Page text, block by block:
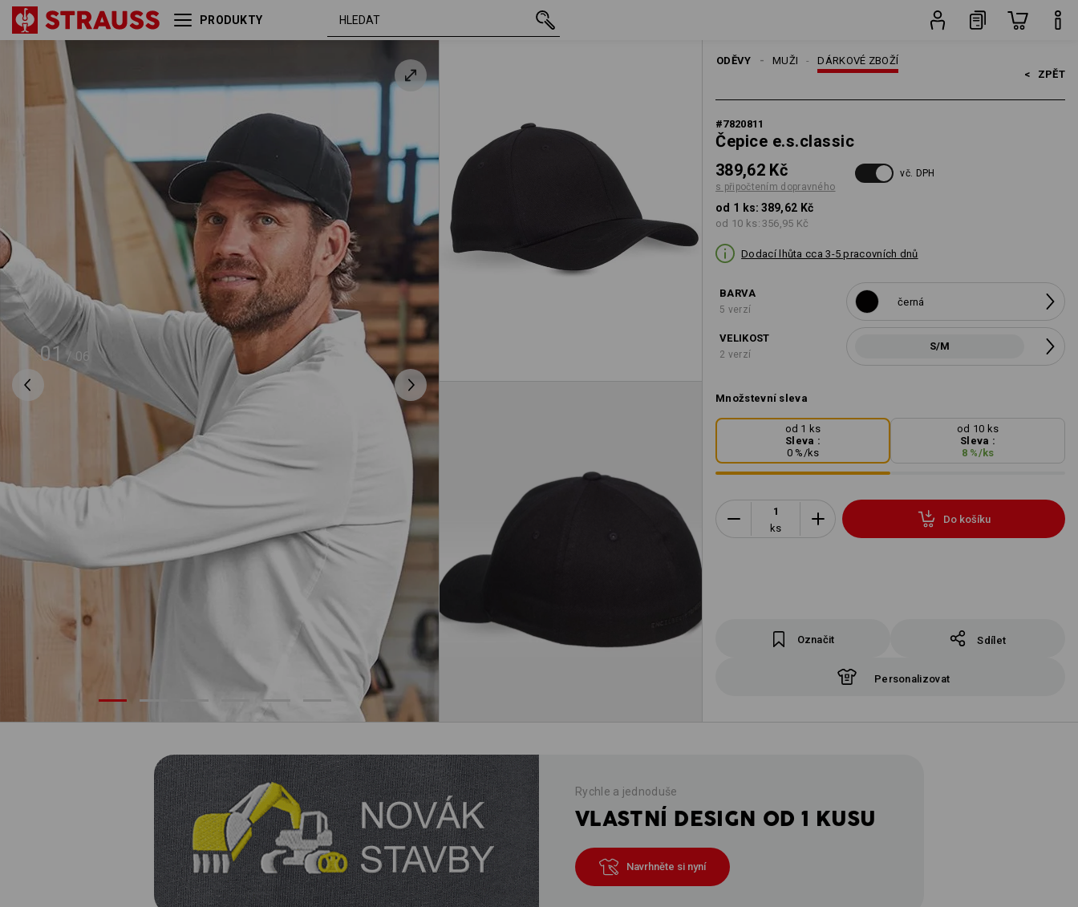
PRODUKTY
01 / 06
ODĚVY DÁRKOVÉ ZBOŽÍ
MUŽI
< ZPĚT
#7820811
Čepice e.s.classic
389,62 Kč
s připočtením dopravného
vč. DPH
od 1 ks: 389,62 Kč
od 10 ks: 356,95 Kč
Dodací lhůta cca 3-5 pracovních dnů
BARVA
5 verzí
černá
VELIKOST
2 verzí
S/M
Množstevní sleva
od 1 ks
Sleva :
0 %/ks
od 10 ks
Sleva :
8%/ks
ks
Do košíku
Označit Sdílet
Personalizovat
Čepice e.s.classic černá S/M 389,62 Kč
Rychle a jednoduše
VLASTNÍ DESIGN OD 1 KUSU
Navrhněte si nyní